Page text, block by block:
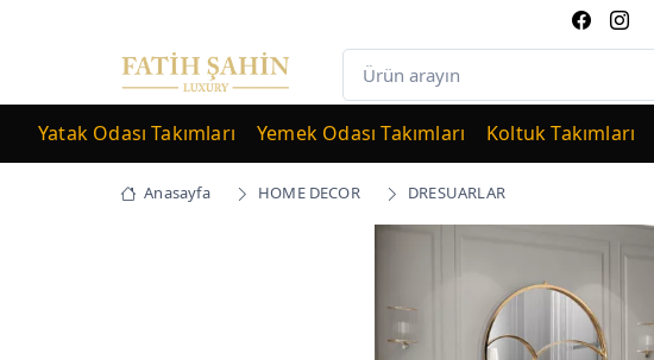
Yatak Odası Takımları Yemek Odası Takımları Koltuk Takımları
Anasayfa HOME DECOR DRESUARLAR